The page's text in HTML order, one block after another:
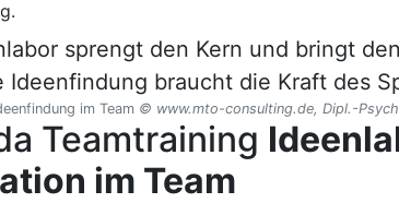
sprengt den Kern und bringt
Ideenfindung braucht die Kraft des
im Team © www.mto-consulting.de, Dipl.-
Teamtraining
im Team